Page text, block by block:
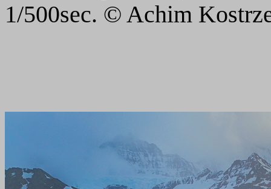
1/500sec. © Achim